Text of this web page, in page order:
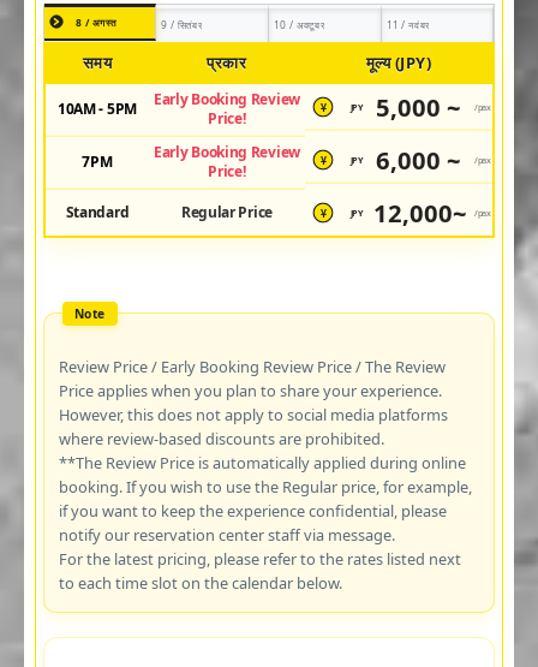
8 / अगस्त 9 / सितंबर 10 / अक्टूबर 11 / नवंबर
समय प्रकार मूल्य (JPY)
10AM - 5PM
Early Booking Review
Price!
¥ JPY 5,000 ~ /pax
7PM
Early Booking Review
Price!
¥ JPY 6,000 ~ /pax
Standard Regular Price ¥ JPY 12,000~ /pax
Review Price / Early Booking Review Price / The Review
Price applies when you plan to share your experience.
However, this does not apply to social media platforms
where review-based discounts are prohibited.
**The Review Price is automatically applied during online
booking. If you wish to use the Regular price, for example,
if you want to keep the experience confidential, please
notify our reservation center staff via message.
For the latest pricing, please refer to the rates listed next
to each time slot on the calendar below.